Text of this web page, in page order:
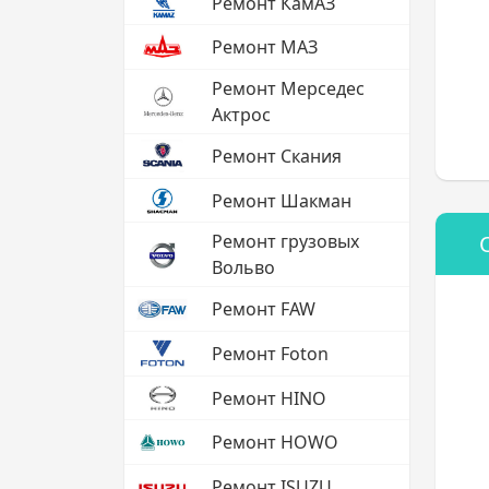
Ремонт МАЗ
Ремонт Мерседес
Актрос
Ремонт Скания
Ремонт Шакман
Ремонт грузовых
Вольво
Ремонт FAW
Ремонт Foton
Ремонт HINO
Ремонт HOWO